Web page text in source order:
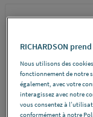
RICHARDSON
Nous utilisons des
fonctionnement de notre
également, avec votre
interagissez avec notre
vous consentez à
conformément à notre